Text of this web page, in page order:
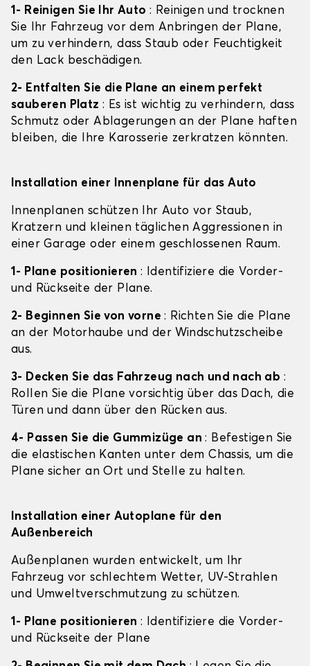
1- Reinigen Sie Ihr Auto : Reinigen und trocknen
Sie Ihr Fahrzeug vor dem Anbringen der Plane,
um zu verhindern, dass Staub oder Feuchtigkeit
den Lack beschädigen.
2- Entfalten Sie die Plane an einem perfekt
sauberen Platz: Es ist wichtig zu verhindern, dass
Schmutz oder Ablagerungen an der Plane haften
bleiben, die Ihre Karosserie zerkratzen könnten.
Installation einer Innenplane für das Auto
Innenplanen schützen Ihr Auto vor Staub,
Kratzern und kleinen täglichen Aggressionen in
einer Garage oder einem geschlossenen Raum.
1- Plane positionieren: Identifiziere die Vorder-
und Rückseite der Plane.
2- Beginnen Sie von vorne: Richten Sie die Plane
an der Motorhaube und der Windschutzscheibe
aus.
3- Decken Sie das Fahrzeug nach und nach ab :
Rollen Sie die Plane vorsichtig über das Dach, die
Türen und dann über den Rücken aus.
4- Passen Sie die Gummizüge an: Befestigen Sie
die elastischen Kanten unter dem Chassis, um die
Plane sicher an Ort und Stelle zu halten.
Installation einer Autoplane für den
Außenbereich
Außenplanen wurden entwickelt, um Ihr
Fahrzeug vor schlechtem Wetter, UV-Strahlen
und Umweltverschmutzung zu schützen.
1- Plane positionieren: Identifiziere die Vorder-
und Rückseite der Plane